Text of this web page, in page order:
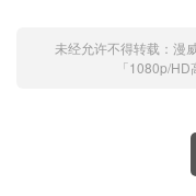
未经允许不得转载： 漫
「1080p/